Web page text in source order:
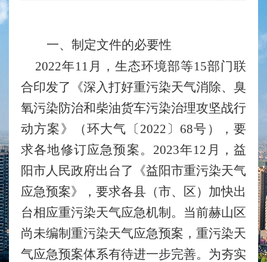
一、制定文件的必要性
2022年11月，生态环境部等15部门联
合印发了《深入打好重污染天气消除、臭
氧污染防治和柴油货车污染治理攻坚战行
动方案》（环大气〔2022〕68号），要
求各地修订应急预案。2023年12月，益
阳市人民政府出台了《益阳市重污染天气
应急预案》，要求各县（市、区）加快出
台相应重污染天气应急机制。当前赫山区
尚未编制重污染天气应急预案，重污染天
气应急预案体系有待进一步完善。为夯实